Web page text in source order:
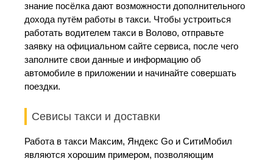
знание посёлка дают возможности дополнительного
дохода путём работы в такси. Чтобы устроиться
работать водителем такси в Волово, отправьте
заявку на официальном сайте сервиса, после чего
заполните свои данные и информацию об
автомобиле в приложении и начинайте совершать
поездки.
Севисы такси и доставки
Работа в такси Максим, Яндекс Go и СитиМобил
являются хорошим примером, позволяющим